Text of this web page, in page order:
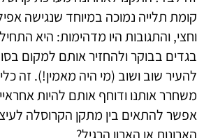
קומת תלייה נמוכה במיוחד שנגישה
וחצי, והתגובות היו מדהימות: היא
בגדים בבוקר ולהחזיר אותם למקום
להעיר שוב ושוב (מי היה מאמין!). זה
משחרר אותנו ודוחף אותם להיות
אפשר להתאים בין מתקן הקרוסלה